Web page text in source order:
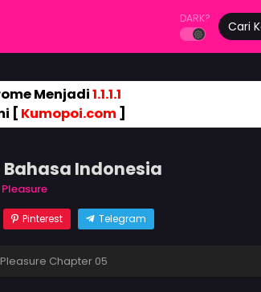
DARK?
Menjadi1.1.1.1
[ Kumopoi.com]
Indonesia
Pinterest Telegram
Chapter 05